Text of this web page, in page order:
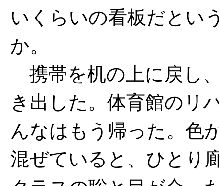
いくらいの看板だとい
か。
携帯を机の上に戻し
き出した。体育館のリ
んなはもう帰った。色
混ぜていると、ひとり